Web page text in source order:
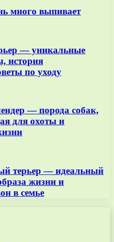
много выпивает
— уникальные
история
по уходу
— порода собак,
для охоты и
терьер — идеальный
жизни и
в семье